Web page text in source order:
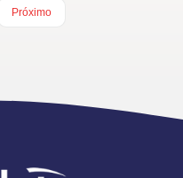
Próximo